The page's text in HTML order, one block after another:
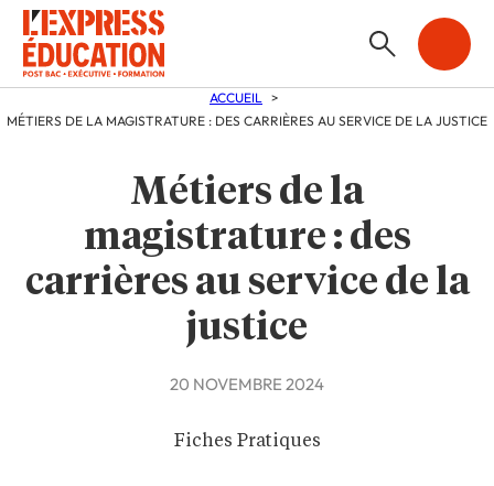
ACCUEIL
MÉTIERS DE LA MAGISTRATURE : DES CARRIÈRES AU SERVICE DE LA JUSTICE
Métiers de la
magistrature : des
carrières au service de la
justice
20 NOVEMBRE 2024
Fiches Pratiques